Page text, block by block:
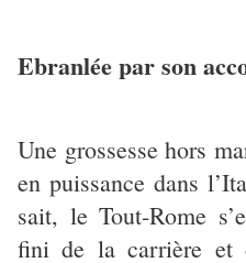
Ebranlée par son
Une grossesse hors
en puissance dans
sait, le Tout-Rome
fini de la carrière et